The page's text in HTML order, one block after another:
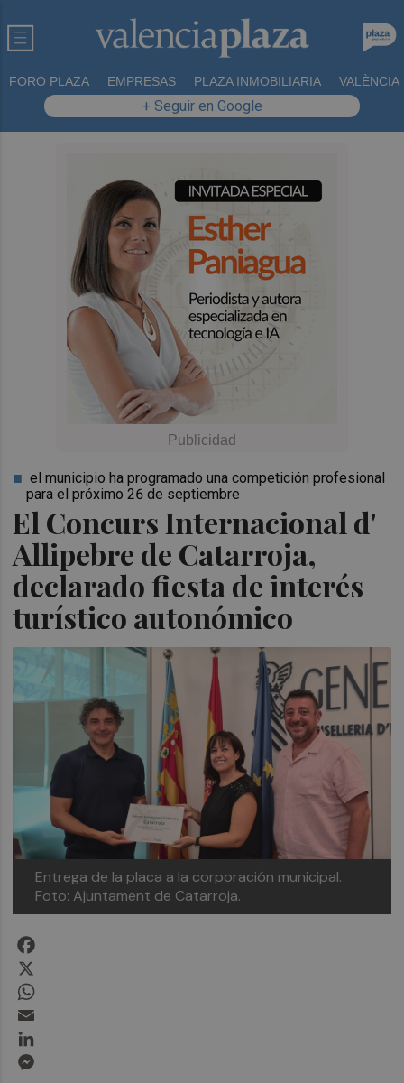
FORO PLAZA EMPRESAS PLAZA INMOBILIARIA VALÈNCIA
+ Seguir en Google
El Concurs Internacional d'
Allipebre de Catarroja,
declarado fiesta de interés
turístico autonómico
el municipio ha programado una competición profesional
para el próximo 26 de septiembre
Entrega de la placa a la corporación municipal.
Foto: Ajuntament de Catarroja.